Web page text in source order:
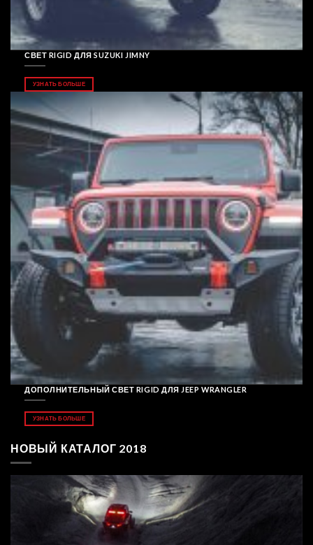
СВЕТ RIGID ДЛЯ SUZUKI JIMNY
УЗНАТЬ БОЛЬШЕ
ДОПОЛНИТЕЛЬНЫЙ СВЕТ RIGID ДЛЯ JEEP WRANGLER
УЗНАТЬ БОЛЬШЕ
НОВЫЙ КАТАЛОГ 2018